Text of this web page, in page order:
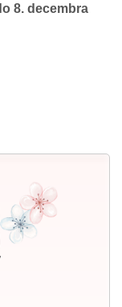
8. decembra